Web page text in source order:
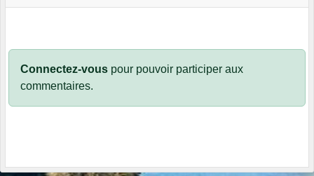
Connectez-vous pour pouvoir participer aux
commentaires.